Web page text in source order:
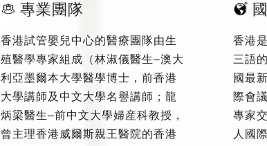
專業團隊
香港試管嬰兒中心的醫療團隊由生
殖醫學專家組成（林淑儀醫生–澳大
利亞墨爾本大學醫學博士，前香港
大學講師及中文大學名譽講師；龍
炳梁醫生–前中文大學婦産科教授，
曾主理香港威爾斯親王醫院的香港
香港
三語
國最
際會
專家
人國